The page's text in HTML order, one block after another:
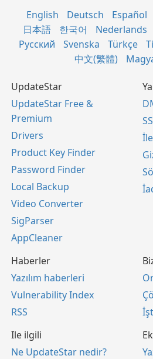
English Deutsch Español
日本語
한국어 Nederlands
Русский
Svenska Türkçe
中文(繁體)
UpdateStar
UpdateStar Free &
Premium
Drivers
Product Key Finder
Password Finder
Local Backup
Video Converter
SigParser
AppCleaner
Haberler
Yazılım haberleri
Vulnerability Index
RSS
Ile ilgili
Ne UpdateStar nedir?